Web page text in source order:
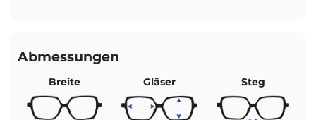
Abmessungen
Breite Gläser Steg